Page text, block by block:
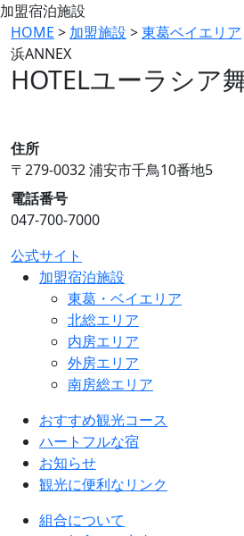
加盟宿泊施設
HOME > 加盟施設 >東葛ベイエリア
浜ANNEX
HOTELユーラシア
住所
〒279-0032 浦安市千鳥10番地5
電話番号
047-700-7000
公式サイト
加盟宿泊施設
東葛・ベイエリア
北総エリア
内房エリア
外房エリア
南房総エリア
おすすめ観光コース
ハートフルな宿
お知らせ
観光に便利なリンク
組合について